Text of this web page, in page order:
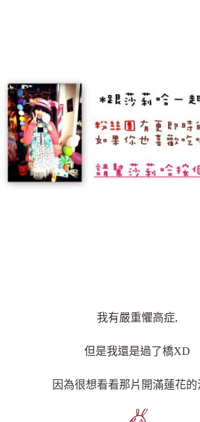
我有嚴重懼高症,
但是我還是過了橋XD
因為很想看看那片開滿蓮花的